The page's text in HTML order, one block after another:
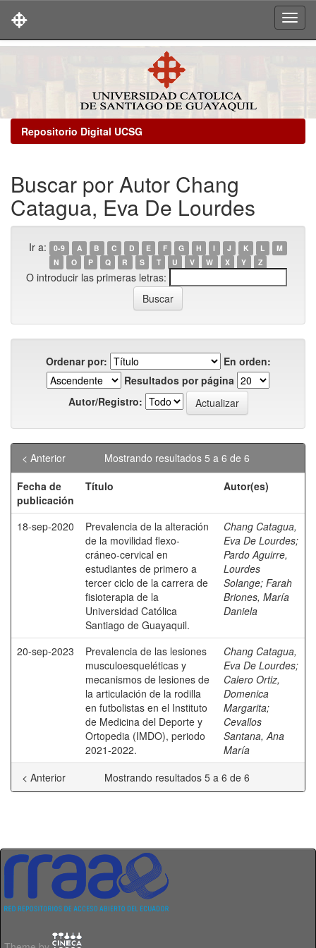
Repositorio Digital UCSG
Buscar por Autor Chang
Catagua, Eva De Lourdes
Ir a: 0-9 A B C D E F G H I J K L
M
N
O P Q R S T U V W X Y Z
O introducir las primeras letras:
Ordenar por:
En orden:
Resultados por página
Autor/Registro:
Mostrando resultados 5 a 6 de 6
< Anterior
Fecha de
publicación
Título Autor(es)
18-sep-2020
Prevalencia de la alteración
de la movilidad flexo-
cráneo-cervical en
estudiantes de primero a
tercer ciclo de la carrera de
fisioterapia de la
Universidad Católica
Santiago de Guayaquil.
Chang Catagua,
Eva De Lourdes;
Pardo Aguirre,
Lourdes
Solange; Farah
Briones, María
Daniela
20-sep-2023
Prevalencia de las lesiones
musculoesqueléticas y
mecanismos de lesiones de
la articulación de la rodilla
en futbolistas en el Instituto
de Medicina del Deporte y
Ortopedia (IMDO), periodo
2021-2022.
Chang Catagua,
Eva De Lourdes;
Calero Ortiz,
Domenica
Margarita;
Cevallos
Santana, Ana
María
Mostrando resultados 5 a 6 de 6
< Anterior